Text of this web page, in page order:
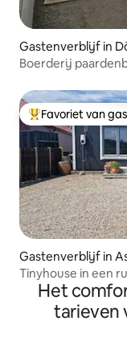
Gastenverblijf in
Boerderij
Topfavoriet van
Favoriet van
Gastenverblijf in
Tinyhouse in een
Het
tarieven